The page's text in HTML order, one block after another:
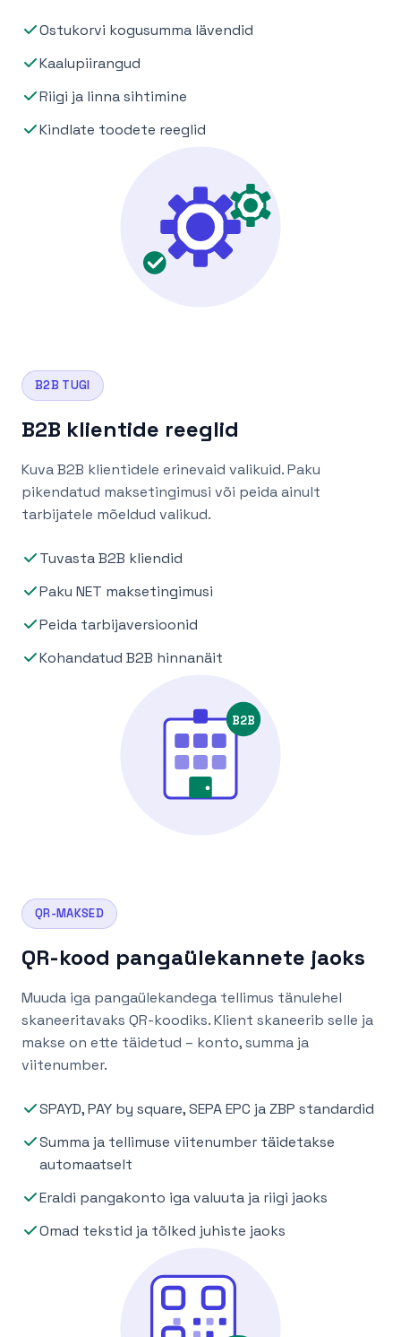
Ostukorvi kogusumma lävendid
Kaalupiirangud
Riigi ja linna sihtimine
Kindlate toodete reeglid
B2B TUGI
B2B klientide reeglid
Kuva B2B klientidele erinevaid valikuid. Paku
pikendatud maksetingimusi või peida ainult
tarbijatele mõeldud valikud.
Tuvasta B2B kliendid
Paku NET maksetingimusi
Peida tarbijaversioonid
Kohandatud B2B hinnanäit
B2B
QR-MAKSED
QR-kood pangaülekannete jaoks
Muuda iga pangaülekandega tellimus tänulehel
skaneeritavaks QR-koodiks. Klient skaneerib selle ja
makse on ette täidetud – konto, summa ja
viitenumber.
SPAYD, PAY by square, SEPA EPC ja ZBP standardid
Summa ja tellimuse viitenumber täidetakse
automaatselt
Eraldi pangakonto iga valuuta ja riigi jaoks
Omad tekstid ja tõlked juhiste jaoks